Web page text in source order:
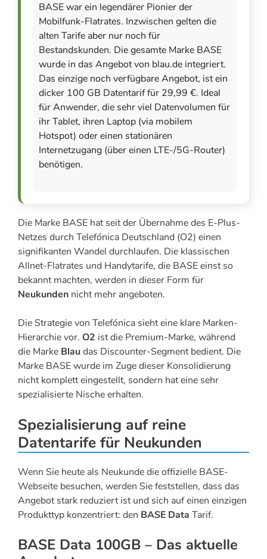
BASE war ein legendärer Pionier der
Mobilfunk-Flatrates. Inzwischen gelten die
alten Tarife aber nur noch für
Bestandskunden. Die gesamte Marke BASE
wurde in das Angebot von blau.de integriert.
Das einzige noch verfügbare Angebot, ist ein
dicker 100 GB Datentarif für 29,99 €. Ideal
für Anwender, die sehr viel Datenvolumen für
ihr Tablet, ihren Laptop (via mobilem
Hotspot) oder einen stationären
Internetzugang (über einen LTE-/5G-Router)
benötigen.
Die Marke BASE hat seit der Übernahme des E-Plus-
Netzes durch Telefónica Deutschland (O2) einen
signifikanten Wandel durchlaufen. Die klassischen
Allnet-Flatrates und Handytarife, die BASE einst so
bekannt machten, werden in dieser Form für
Neukunden nicht mehr angeboten.
Die Strategie von Telefónica sieht eine klare Marken-
Hierarchie vor. O2 ist die Premium-Marke, während
die Marke Blaudas Discounter-Segment bedient. Die
Marke BASE wurde im Zuge dieser Konsolidierung
nicht komplett eingestellt, sondern hat eine sehr
spezialisierte Nische erhalten.
Spezialisierung auf reine
Datentarife für Neukunden
Wenn Sie heute als Neukunde die offizielle BASE-
Webseite besuchen, werden Sie feststellen, dass das
Angebot stark reduziert ist und sich auf einen einzigen
Produkttyp konzentriert: den BASE Data Tarif.
BASE Data 100GB – Das aktuelle